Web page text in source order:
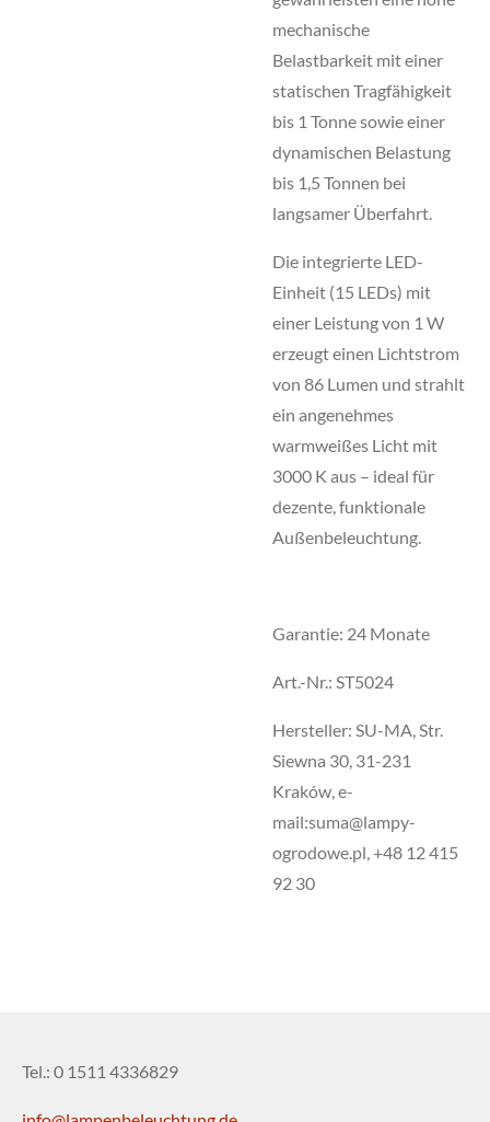
mechanische
Belastbarkeit mit einer
statischen Tragfähigkeit
bis 1 Tonne sowie einer
dynamischen Belastung
bis 1,5 Tonnen bei
langsamer Überfahrt.
Die integrierte LED-
Einheit (15 LEDs) mit
einer Leistung von 1 W
erzeugt einen Lichtstrom
von 86 Lumen und strahlt
ein angenehmes
warmweißes Licht mit
3000 K aus – ideal für
dezente, funktionale
Außenbeleuchtung.
Garantie: 24 Monate
Art.-Nr.: ST5024
Hersteller: SU-MA, Str.
Siewna 30, 31-231
Kraków, e-
mail:suma@lampy-
ogrodowe.pl, +48 12 415
92 30
Tel.: 0 1511 4336829